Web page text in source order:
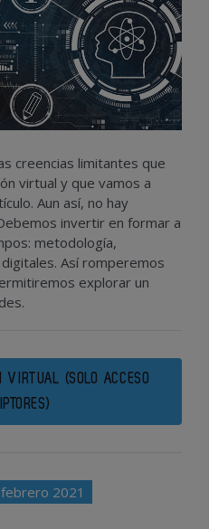
creencias limitantes que
virtual y que vamos a
Aun así, no hay
invertir en formar a
metodología,
Así romperemos
explorar un
VIRTUAL (SOLO ACCESO
2021